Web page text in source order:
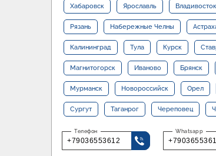
Хабаровск Ярославль Владивосток
Рязань Набережные Челны
Калининград Тула Курск
Магнитогорск Иваново Брянск
Мурманск Новороссийск Орел
Сургут Таганрог Череповец
+79036553612